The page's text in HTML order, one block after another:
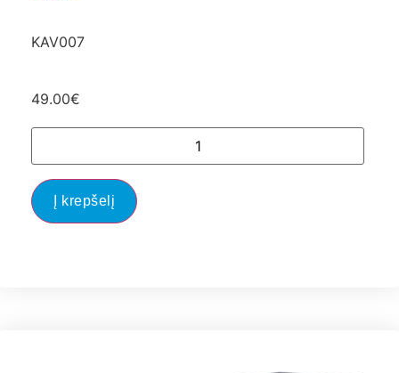
KAV007
49.00€
Į krepšelį